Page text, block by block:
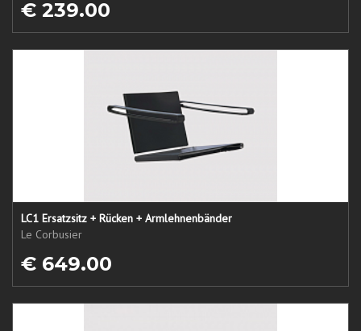
€ 239.00
LC1 Ersatzsitz + Rücken + Armlehnenbänder
Le Corbusier
€ 649.00